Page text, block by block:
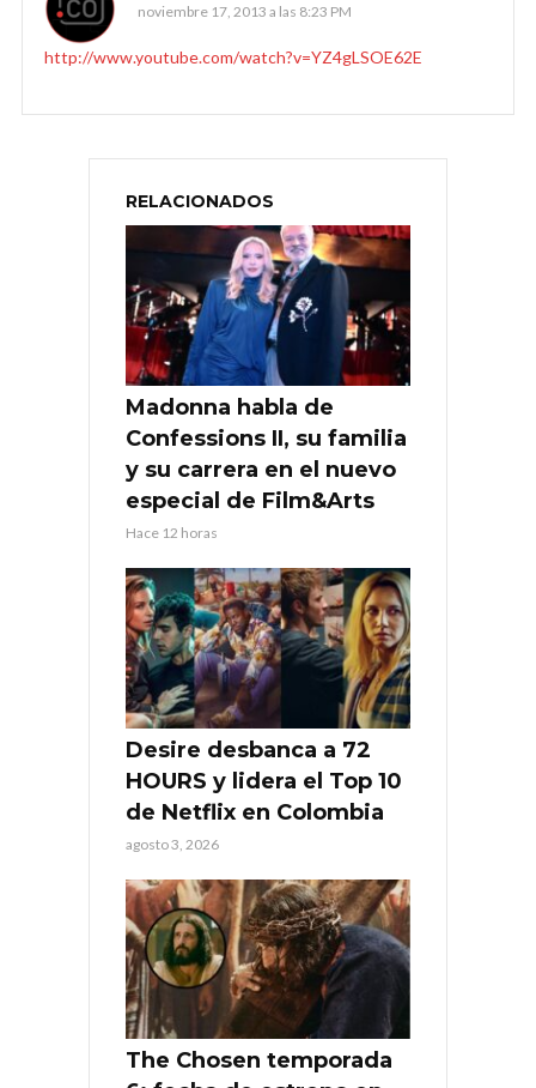
noviembre 17, 2013 a las 8:23 PM
http://www.youtube.com/watch?v=YZ4gLSOE62E
RELACIONADOS
Madonna habla de
Confessions II, su familia
y su carrera en el nuevo
especial de Film&Arts
Hace 12 horas
Desire desbanca a 72
HOURS y lidera el Top 10
de Netflix en Colombia
agosto 3, 2026
The Chosen temporada